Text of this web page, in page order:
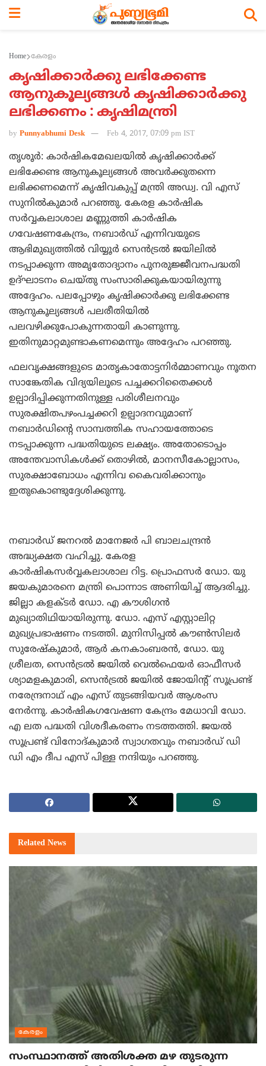
Home കേരളം
കൃഷിക്കാര്‍ക്കു ലഭിക്കേണ്ട
ആനുകൂല്യങ്ങള്‍ കൃഷിക്കാര്‍ക്കു
ലഭിക്കണം : കൃഷിമന്ത്രി
by Punnyabhumi Desk Feb 4, 2017, 07:09 pm IST
തൃശൂര്‍: കാര്‍ഷികമേഖലയില്‍ കൃഷിക്കാര്‍ക്ക്
ലഭിക്കേണ്ട ആനുകൂല്യങ്ങള്‍ അവര്‍ക്കുതന്നെ
ലഭിക്കണമെന്ന് കൃഷിവകുപ്പ് മന്ത്രി അഡ്വ. വി എസ്
സുനില്‍കുമാര്‍ പറഞ്ഞു. കേരള കാര്‍ഷിക
സര്‍വ്വകലാശാല മണ്ണുത്തി കാര്‍ഷിക
ഗവേഷണകേന്ദ്രം, നബാര്‍ഡ് എന്നിവയുടെ
ആഭിമുഖ്യത്തില്‍ വിയ്യൂര്‍ സെന്‍ട്രല്‍ ജയിലില്‍
നടപ്പാക്കുന്ന അമൃതോദ്യാനം പുനരുജ്ജീവനപദ്ധതി
ഉദ്ഘാടനം ചെയ്തു സംസാരിക്കുകയായിരുന്നു
അദ്ദേഹം. പലപ്പോഴും കൃഷിക്കാര്‍ക്കു ലഭിക്കേണ്ട
ആനുകൂല്യങ്ങള്‍ പലരീതിയില്‍
പലവഴിക്കുപോകുന്നതായി കാണുന്നു.
ഇതിനുമാറ്റമുണ്ടാകണമെന്നും അദ്ദേഹം പറഞ്ഞു.
ഫലവൃക്ഷങ്ങളുടെ മാതൃകാതോട്ടനിര്‍മ്മാണവും നൂതന
സാങ്കേതിക വിദ്യയിലൂടെ പച്ചക്കറിതൈക്കള്‍
ഉല്പാദിപ്പിക്കുന്നതിനുള്ള പരിശീലനവും
സുരക്ഷിതപഴംപച്ചക്കറി ഉല്പാദനവുമാണ്
നബാര്‍ഡിന്റെ സാമ്പത്തിക സഹായത്തോടെ
നടപ്പാക്കുന്ന പദ്ധതിയുടെ ലക്ഷ്യം. അതോടൊപ്പം
അന്തേവാസികള്‍ക്ക് തൊഴില്‍, മാനസീകോല്ലാസം,
സുരക്ഷാബോധം എന്നിവ കൈവരിക്കാനും
ഇതുകൊണ്ടുദ്ദേശിക്കുന്നു.
നബാര്‍ഡ് ജനറല്‍ മാനേജര്‍ പി ബാലചന്ദ്രന്‍
അദ്ധ്യക്ഷത വഹിച്ചു. കേരള
കാര്‍ഷികസര്‍വ്വകലാശാല റിട്ട. പ്രൊഫസര്‍ ഡോ. യു
ജയകുമാരനെ മന്ത്രി പൊന്നാട അണിയിച്ച് ആദരിച്ചു.
ജില്ലാ കളക്ടര്‍ ഡോ. എ കൗശിഗന്‍
മുഖ്യാതിഥിയായിരുന്നു. ഡോ. എസ് എസ്റ്റാലിറ്റ
മുഖ്യപ്രഭാഷണം നടത്തി. മുനിസിപ്പല്‍ കൗണ്‍സിലര്‍
സുരേഷ്‌കുമാര്‍, ആര്‍ കനകാംബരന്‍, ഡോ. യു
ശ്രീലത, സെന്‍ട്രല്‍ ജയില്‍ വെല്‍ഫെയര്‍ ഓഫീസര്‍
ശ്യാമളകുമാരി, സെന്‍ട്രല്‍ ജയില്‍ ജോയിന്റ് സൂപ്രണ്ട്
നരേന്ദ്രനാഥ് എം എസ് തുടങ്ങിയവര്‍ ആശംസ
നേര്‍ന്നു. കാര്‍ഷികഗവേഷണ കേന്ദ്രം മേധാവി ഡോ.
എ ലത പദ്ധതി വിശദീകരണം നടത്തത്തി. ജയല്‍
സൂപ്രണ്ട് വിനോദ്കുമാര്‍ സ്വാഗതവും നബാര്‍ഡ് ഡി
ഡി എം ദീപ എസ് പിള്ള നന്ദിയും പറഞ്ഞു.
Related News
കേരളം
സംസ്ഥാനത്ത് അതിശക്ത മഴ തുടരുന്ന